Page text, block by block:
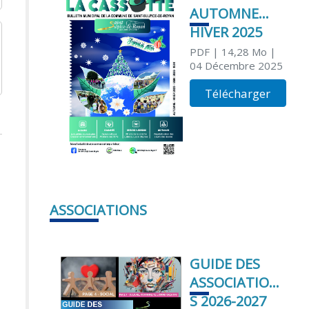
AUTOMNE
HIVER 2025
PDF| 14,28 Mo |
04 Décembre 2025
Télécharger
ASSOCIATIONS
GUIDE DES
ASSOCIATION
S 2026-2027